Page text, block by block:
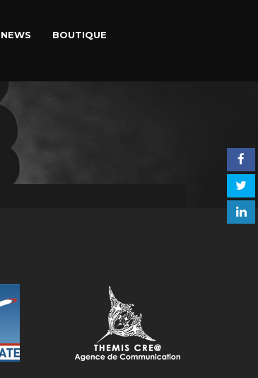
NEWS BOUTIQUE